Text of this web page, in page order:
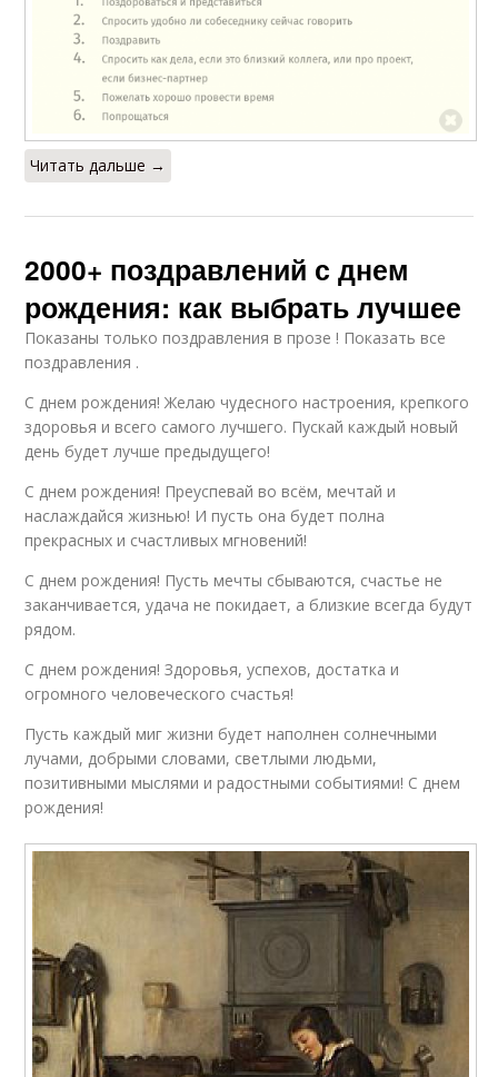
Читать дальше →
2000+ поздравлений с днем
рождения: как выбрать лучшее
Показаны только поздравления в прозе ! Показать все
поздравления .
С днем рождения! Желаю чудесного настроения, крепкого
здоровья и всего самого лучшего. Пускай каждый новый
день будет лучше предыдущего!
С днем рождения! Преуспевай во всём, мечтай и
наслаждайся жизнью! И пусть она будет полна
прекрасных и счастливых мгновений!
С днем рождения! Пусть мечты сбываются, счастье не
заканчивается, удача не покидает, а близкие всегда будут
рядом.
С днем рождения! Здоровья, успехов, достатка и
огромного человеческого счастья!
Пусть каждый миг жизни будет наполнен солнечными
лучами, добрыми словами, светлыми людьми,
позитивными мыслями и радостными событиями! С днем
рождения!